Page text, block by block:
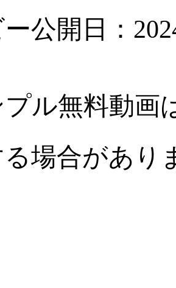
公開日：
ル無料動画
場合があり